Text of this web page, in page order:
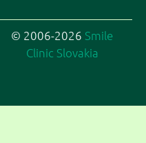
© 2006-2026 Smile
Clinic Slovakia